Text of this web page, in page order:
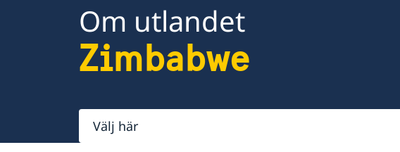
Om utlandet
Zimbabwe
Välj
här